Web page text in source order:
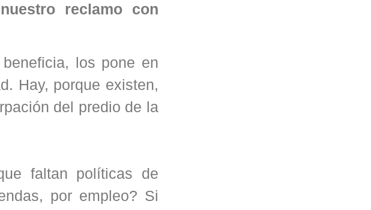
reclamo con
los pone en
Hay, porque existen,
del predio de la
faltan políticas de
por empleo? Si